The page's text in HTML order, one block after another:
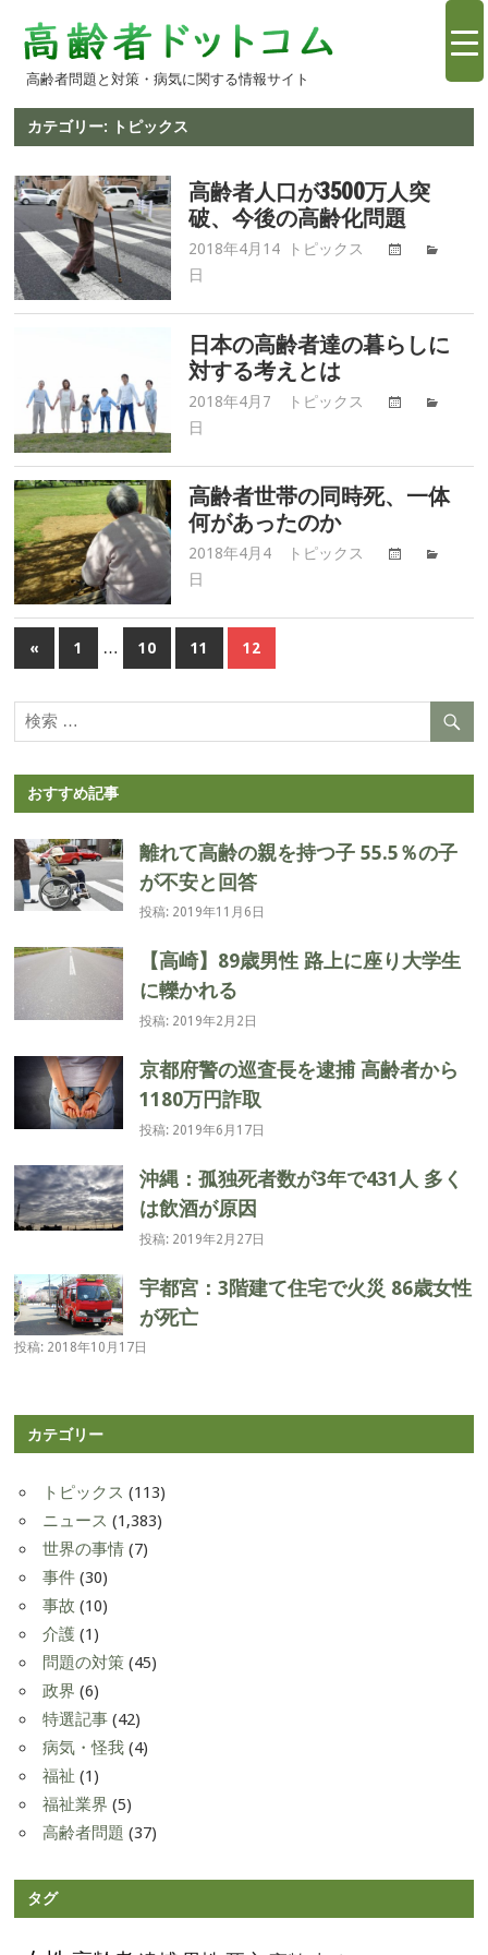
ス
キ
ッ
プ
齢
者
情
高齢者問題と対策・病気に関する情報サイト
カテゴリー: トピックス
高齢者人口が3500万人突
破、今後の高齢化問題
2018年4月14
日
高
題.com
トピックス
日本の高齢者達の暮らしに
対する考えとは
2018年4月7
日
高
題.com
トピックス
高齢者世帯の同時死、一体
何があったのか
2018年4月4
日
高
トピックス
投
稿
ビ
ゲ
ー
ョ
ン
«
の
記
事
1 … 10 11 12
おすすめ記事
離れて高齢の親を持つ子 55.5％の子
が不安と回答
投稿: 2019年11月6日
【高崎】89歳男性 路上に座り大学生
に轢かれる
投稿: 2019年2月2日
京都府警の巡査長を逮捕 高齢者から
1180万円詐取
投稿: 2019年6月17日
沖縄：孤独死者数が3年で431人 多く
は飲酒が原因
投稿: 2019年2月27日
宇都宮：3階建て住宅で火災 86歳女性
が死亡
投稿: 2018年10月17日
カテゴリー
トピックス (113)
ニュース (1,383)
世界の事情(7)
事件(30)
事故 (10)
介護 (1)
問題の対策(45)
政界 (6)
特選記事(42)
病気・怪我(4)
福祉 (1)
福祉業界 (5)
高齢者問題 (37)
タグ